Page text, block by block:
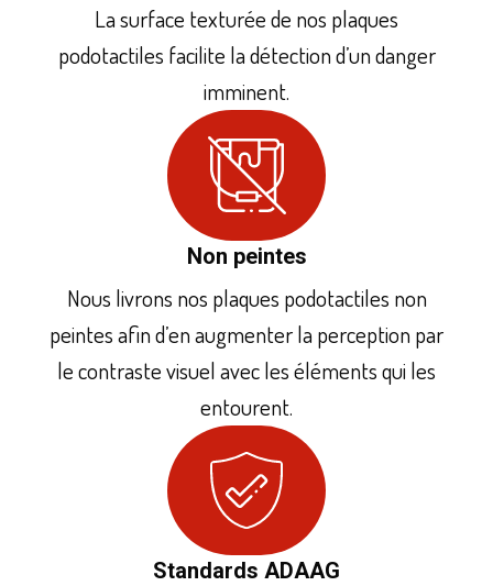
La surface texturée de nos plaques
podotactiles facilite la détection d’un danger
imminent.
Non peintes
Nous livrons nos plaques podotactiles non
peintes afin d’en augmenter la perception par
le contraste visuel avec les éléments qui les
entourent.
Standards ADAAG